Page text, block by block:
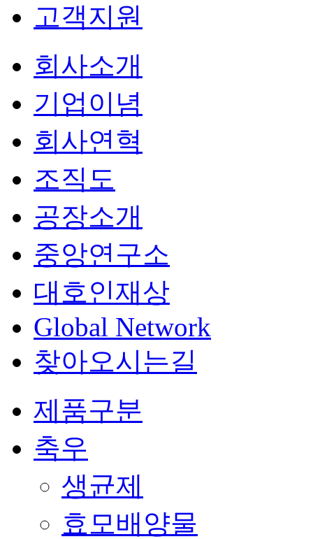
고객지원
회사소개
기업이념
회사연혁
조직도
공장소개
중앙연구소
대호인재상
Global Network
찾아오시는길
제품구분
축우
생균제
효모배양물